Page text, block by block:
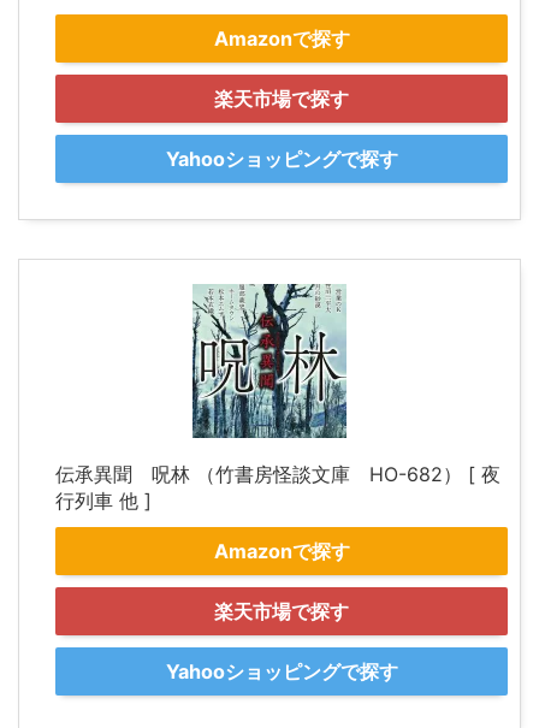
Amazonで探す
楽天市場で探す
Yahooショッピングで探す
伝承異聞 呪林 （竹書房怪談文庫 HO-682） [ 夜
行列車 他 ]
Amazonで探す
楽天市場で探す
Yahooショッピングで探す